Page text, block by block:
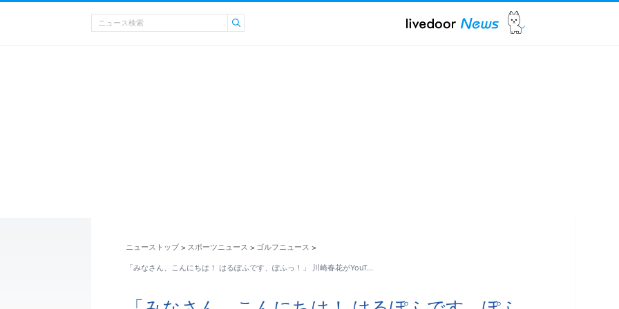
ニューストップ > スポーツニュース > ゴルフニュース >
「みなさん、こんにちは！ はるぽふです、ぽふっ！」 川崎春花がYouT…